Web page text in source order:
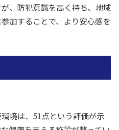
、防犯意識を高く持ち、地域
加することで、より安心感を
境は、51点という評価が示